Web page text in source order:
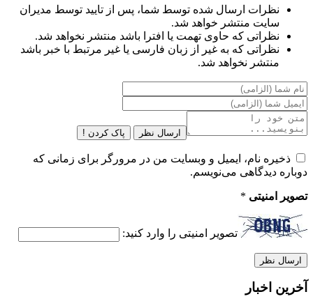
نظرات ارسال شده توسط شما، پس از تایید توسط مدیران
سایت منتشر خواهد شد.
نظراتی که حاوی تهمت یا افترا باشد منتشر نخواهد شد.
نظراتی که به غیر از زبان فارسی یا غیر مرتبط با خبر باشد
منتشر نخواهد شد.
ارسال نظر پاک کردن !
ذخیره نام، ایمیل و وبسایت من در مرورگر برای زمانی که
دوباره دیدگاهی می‌نویسم.
تصویر امنیتی *
تصویر امنیتی را وارد کنید:
آخرین اخبار